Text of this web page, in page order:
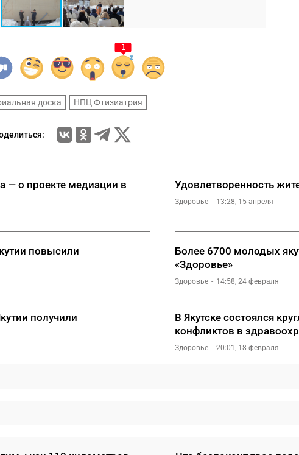
1
доска НПЦ Фтизиатрия
— о проекте медиации в
Удовлетворенность
Здоровье 13:28, 15 апреля
повысили
Более 6700 молодых
«Здоровье»
Здоровье 14:58, 24 февраля
получили
В Якутске состоялся
конфликтов в
Здоровье 20:01, 18 февраля